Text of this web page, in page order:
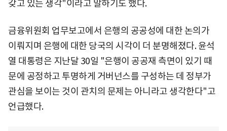
갖고 있는 생각"이라고 말하기도 했다.
금융위원회 업무보고에서 은행의 공공성에 대한 논의가
이뤄지며 은행에 대한 당국의 시각이 더 분명해졌다. 윤석
열 대통령은 지난달 30일 "은행이 공공재 측면이 있기 때
문에 공정하고 투명하게 거버넌스를 구성하는 데 정부가
관심을 보이는 것이 관치의 문제는 아니라고 생각한다"고
언급했다.